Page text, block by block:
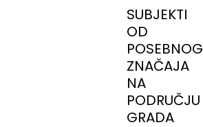
SUBJEKTI
OD
POSEBNOG
ZNAČAJA
NA
PODRUČJU
GRADA